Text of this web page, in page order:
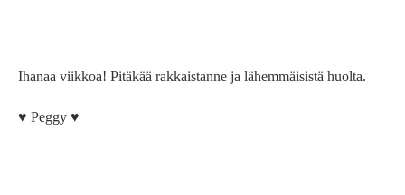
Ihanaa viikkoa! Pitäkää rakkaistanne ja lähemmäisistä huolta.
♥ Peggy ♥